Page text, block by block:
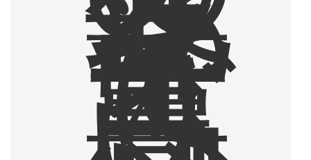
タ
イ
で
薫
り